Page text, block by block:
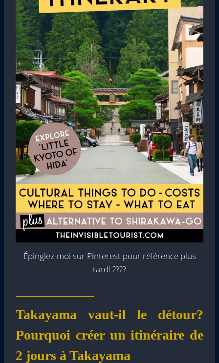
Épinglez-moi sur Pinterest pour référence plus
tard! ????
Takayama vaut-il le détour?
Pourquoi créer un itinéraire de
2 jours à Takayama